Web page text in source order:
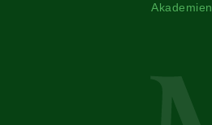
Akademien